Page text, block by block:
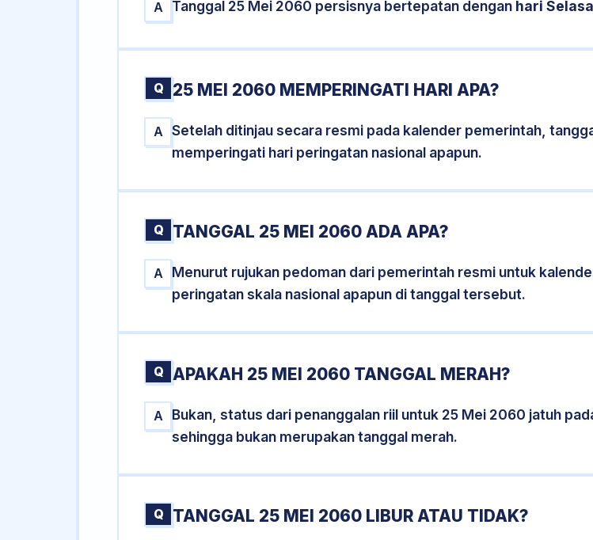
A Tanggal 25 Mei 2060 persisnya bertepatan dengan hari Selasa
Q 25 MEI 2060 MEMPERINGATI HARI APA?
A
Setelah ditinjau secara resmi pada kalender pemerintah,
memperingati hari peringatan nasional apapun.
Q TANGGAL 25 MEI 2060 ADA APA?
A
Menurut rujukan pedoman dari pemerintah resmi untuk
peringatan skala nasional apapun di tanggal tersebut.
Q APAKAH 25 MEI 2060 TANGGAL MERAH?
A
Bukan, status dari penanggalan riil untuk 25 Mei 2060 jatuh
sehingga bukan merupakan tanggal merah.
Q TANGGAL 25 MEI 2060 LIBUR ATAU TIDAK?